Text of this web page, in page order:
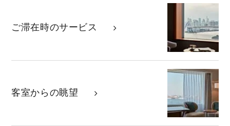
ご滞在時のサービス
客室からの眺望